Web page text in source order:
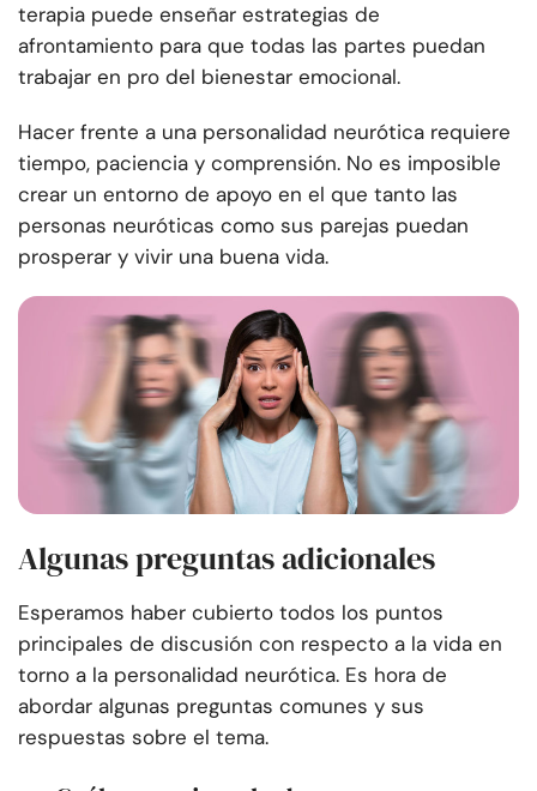
terapia puede enseñar estrategias de
afrontamiento para que todas las partes puedan
trabajar en pro del bienestar emocional.
Hacer frente a una personalidad neurótica requiere
tiempo, paciencia y comprensión. No es imposible
crear un entorno de apoyo en el que tanto las
personas neuróticas como sus parejas puedan
prosperar y vivir una buena vida.
Algunas preguntas adicionales
Esperamos haber cubierto todos los puntos
principales de discusión con respecto a la vida en
torno a la personalidad neurótica. Es hora de
abordar algunas preguntas comunes y sus
respuestas sobre el tema.